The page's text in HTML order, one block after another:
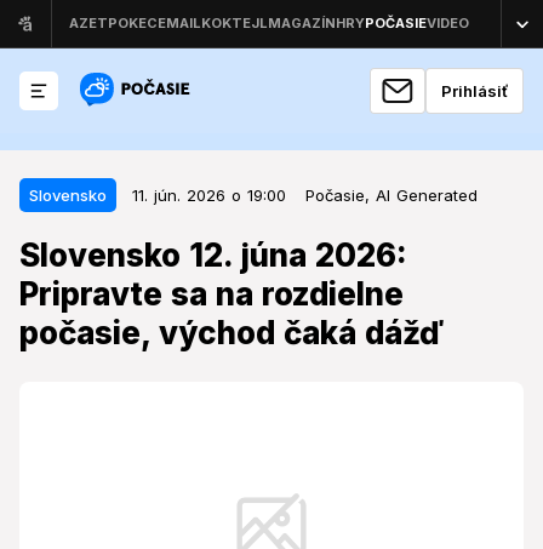
Prihlásiť
Slovensko 11. jún. 2026 o 19:00 Počasie, AI Generated
Slovensko 12. júna 2026:
Pripravte sa na rozdielne
počasie, východ čaká dážď
Slovensko 11. jún. 2026 o 19:00
Slovensko 12. júna 2026: Pripravte
sa na rozdielne počasie, východ
čaká dážď